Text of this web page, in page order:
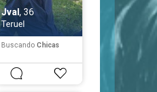
Jval, 36
Teruel
Buscando Chicas